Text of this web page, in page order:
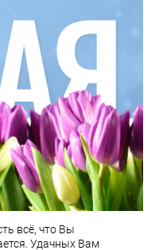
всё, что Вы
Удачных Вам